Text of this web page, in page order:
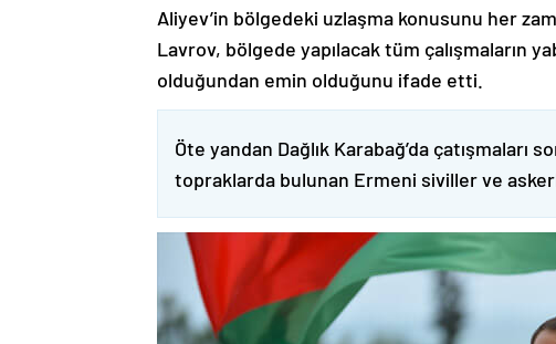
Aliyev’in bölgedeki uzlaşma konusunu her
Lavrov, bölgede yapılacak tüm çalışmaların
olduğundan emin olduğunu ifade etti.
Öte yandan Dağlık Karabağ’da çatışmaları
topraklarda bulunan Ermeni siviller ve